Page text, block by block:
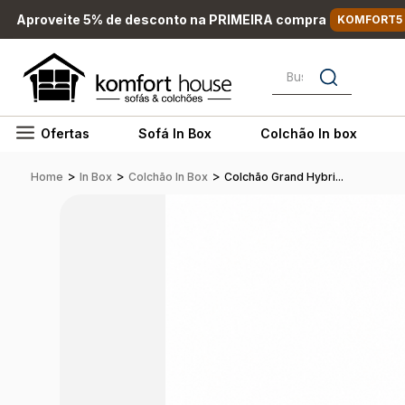
Aproveite 5% de desconto na PRIMEIRA compra KOMFORT5
Busque por nome,
Ofertas Sofá In Box Colchão In box
Home > In Box > Colchão In Box > Colchão Grand Hybri...